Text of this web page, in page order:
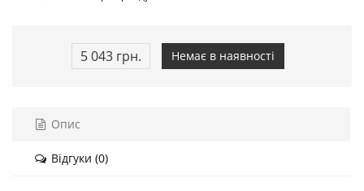
5 043 грн. Немає в наявності
Опис
Відгуки (0)